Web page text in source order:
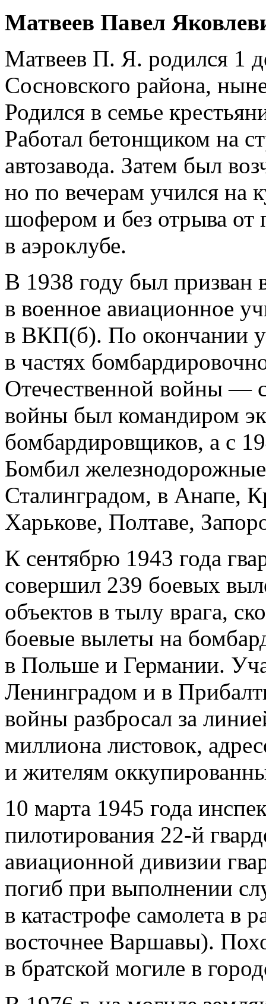
Матвеев Павел
Матвеев П. Я. родился 1
Сосновского района,
Родился в семье
Работал бетонщиком на
автозавода. Затем был
но по вечерам учился на
шофером и без отрыва от
в аэроклубе.
В 1938 году был
в военное авиационное
в ВКП(б). По окончании
в частях
Отечественной войны —
войны был командиром
бомбардировщиков, а с
Бомбил
Сталинградом, в Анапе,
Харькове, Полтаве,
К сентябрю 1943 года
совершил 239 боевых
объектов в тылу врага,
боевые вылеты на
в Польше и Германии.
Ленинградом и в
войны разбросал за
миллиона листовок,
и жителям
10 марта 1945 года
пилотирования 22-й
авиационной дивизии
погиб при выполнении
в катастрофе самолета в
восточнее Варшавы).
в братской могиле в